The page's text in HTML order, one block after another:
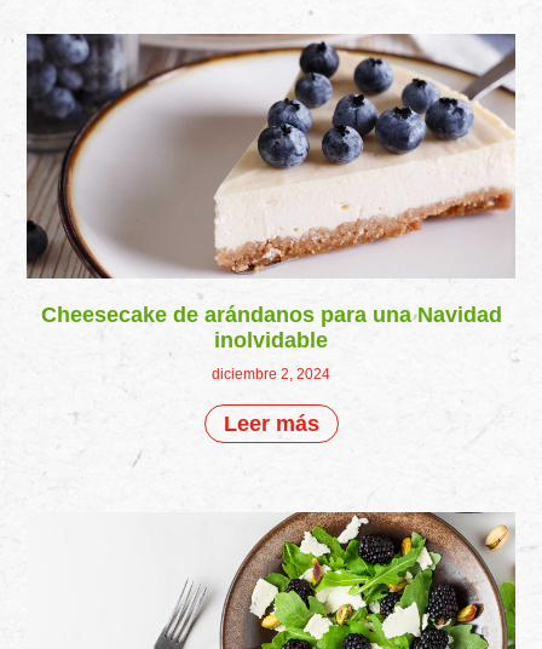
Cheesecake de arándanos para una Navidad
inolvidable
diciembre 2, 2024
Leer más